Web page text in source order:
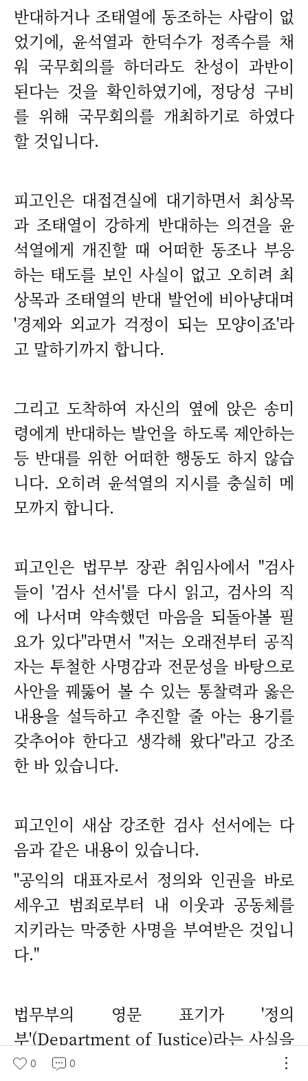
반대하거나 조태열에 동조하는 사람이 없
었기에, 윤석열과 한덕수가 정족수를 채
워 국무회의를 하더라도 찬성이 과반이
된다는 것을 확인하였기에, 정당성 구비
를 위해 국무회의를 개최하기로 하였다
할 것입니다.
피고인은 대접견실에 대기하면서 최상목
과 조태열이 강하게 반대하는 의견을 윤
석열에게 개진할 때 어떠한 동조나 부응
하는 태도를 보인 사실이 없고 오히려 최
상목과 조태열의 반대 발언에 비아냥대며
'경제와 외교가 걱정이 되는 모양이죠'라
고 말하기까지 합니다.
그리고 도착하여 자신의 옆에 앉은 송미
령에게 반대하는 발언을 하도록 제안하는
등 반대를 위한 어떠한 행동도 하지 않습
니다. 오히려 윤석열의 지시를 충실히 메
모까지 합니다.
피고인은 법무부 장관 취임사에서 "검사
들이 '검사 선서'를 다시 읽고, 검사의 직
에 나서며 약속했던 마음을 되돌아볼 필
요가 있다"라면서 "저는 오래전부터 공직
자는 투철한 사명감과 전문성을 바탕으로
사안을 꿰뚫어 볼 수 있는 통찰력과 옳은
내용을 설득하고 추진할 줄 아는 용기를
갖추어야 한다고 생각해 왔다"라고 강조
한 바 있습니다.
피고인이 새삼 강조한 검사 선서에는 다
음과 같은 내용이 있습니다.
"공익의 대표자로서 정의와 인권을 바로
세우고 범죄로부터 내 이웃과 공동체를
지키라는 막중한 사명을 부여받은 것입니
다."
법무부의 영문 표기가 '정의
부'(Department of Justice)라는 사실을
피고인도 잘 알고 있을 것입니다. 그래서
0 0